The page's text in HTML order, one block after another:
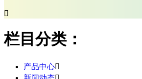

栏目分类：
产品中心